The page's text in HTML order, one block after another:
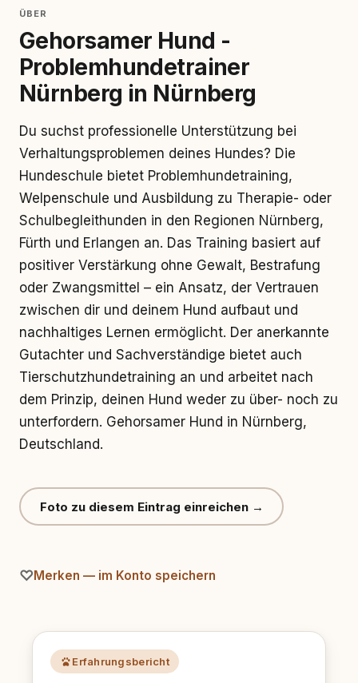
ÜBER
Gehorsamer Hund -
Problemhundetrainer
Nürnberg in Nürnberg
Du suchst professionelle Unterstützung bei
Verhaltungsproblemen deines Hundes? Die
Hundeschule bietet Problemhundetraining,
Welpenschule und Ausbildung zu Therapie- oder
Schulbegleithunden in den Regionen Nürnberg,
Fürth und Erlangen an. Das Training basiert auf
positiver Verstärkung ohne Gewalt, Bestrafung
oder Zwangsmittel – ein Ansatz, der Vertrauen
zwischen dir und deinem Hund aufbaut und
nachhaltiges Lernen ermöglicht. Der anerkannte
Gutachter und Sachverständige bietet auch
Tierschutzhundetraining an und arbeitet nach
dem Prinzip, deinen Hund weder zu über- noch zu
unterfordern. Gehorsamer Hund in Nürnberg,
Deutschland.
Foto zu diesem Eintrag einreichen →
Merken — im Konto speichern
Erfahrungsbericht